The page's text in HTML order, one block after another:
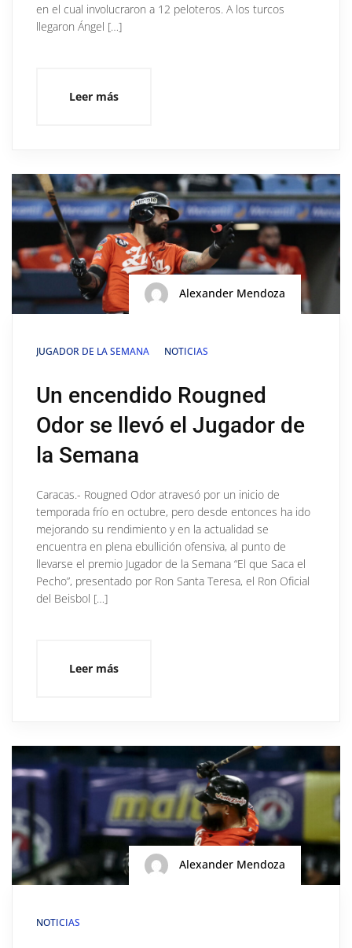
en el cual involucraron a 12 peloteros. A los turcos
llegaron Ángel […]
Leer más
Alexander Mendoza
JUGADOR DE LA SEMANA NOTICIAS
Un encendido Rougned
Odor se llevó el Jugador de
la Semana
Caracas.- Rougned Odor atravesó por un inicio de
temporada frío en octubre, pero desde entonces ha ido
mejorando su rendimiento y en la actualidad se
encuentra en plena ebullición ofensiva, al punto de
llevarse el premio Jugador de la Semana “El que Saca el
Pecho”, presentado por Ron Santa Teresa, el Ron Oficial
del Beisbol […]
Leer más
Alexander Mendoza
NOTICIAS